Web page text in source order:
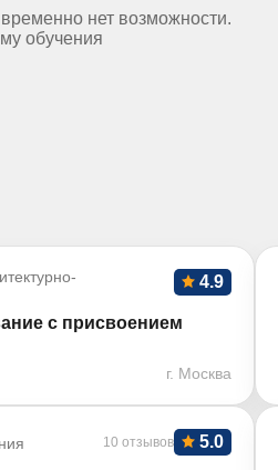
нет возможности.
обучения
4.9
с присвоением
г. Москва
10 отзывов 5.0